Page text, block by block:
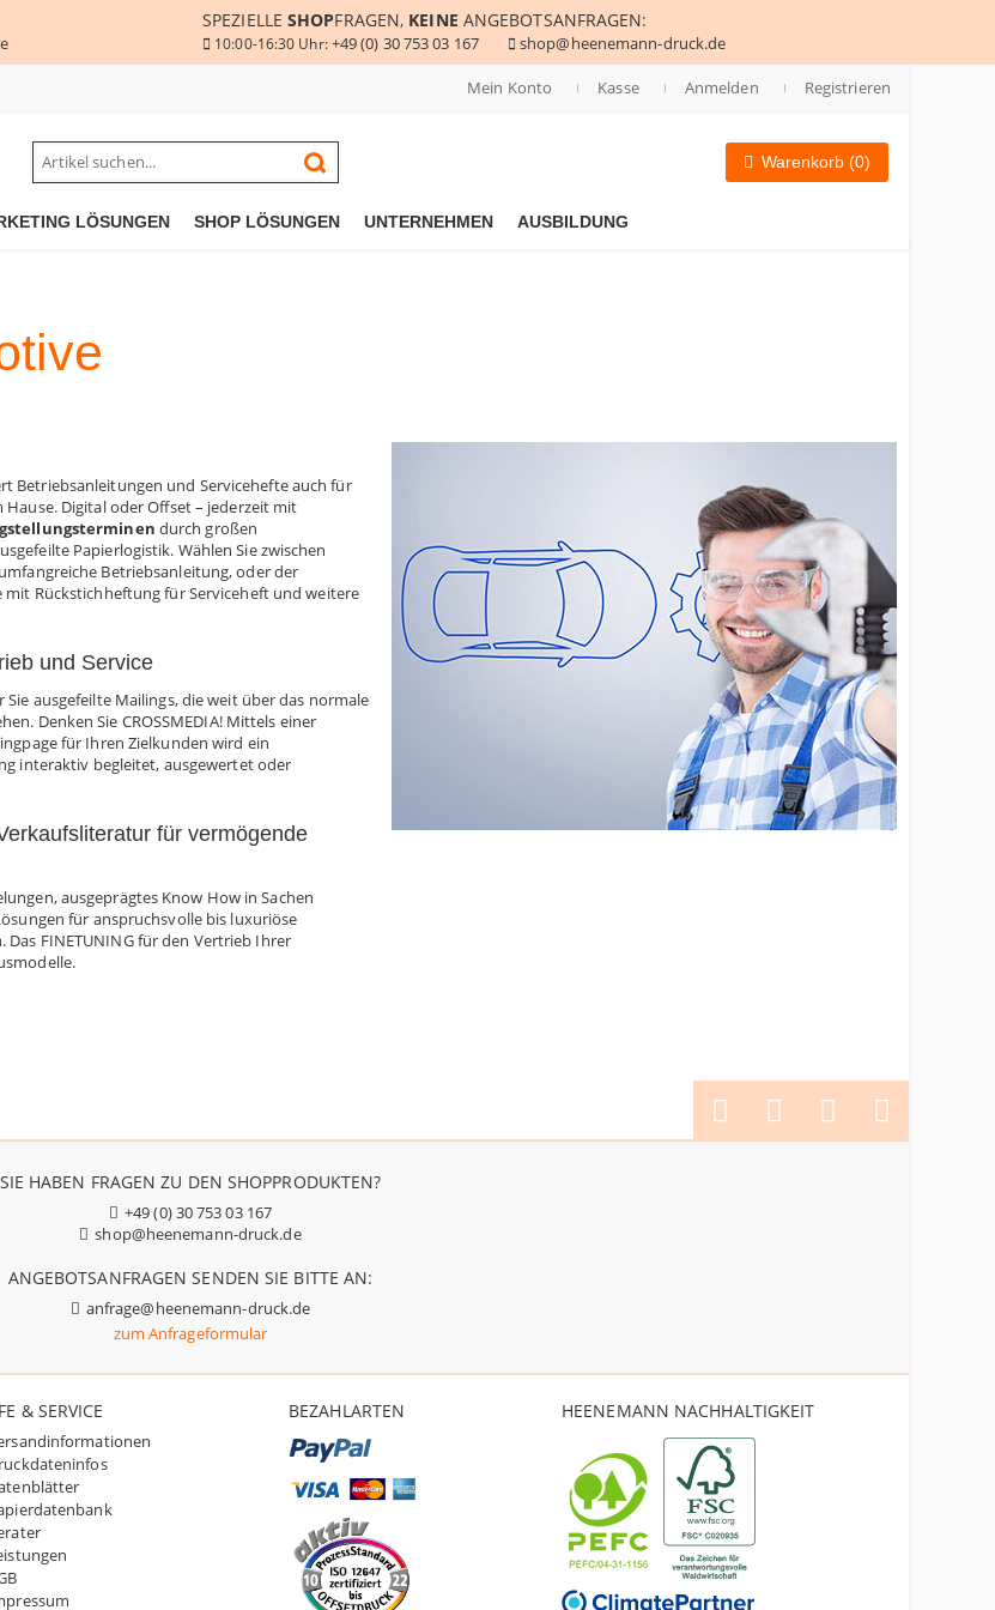
SPEZIELLE SHOPFRAGEN, KEINE ANGEBOTSANFRAGEN:
10:00-16:30 Uhr:+49 (0) 30 753 03 167 shop@heenemann-druck.de
Mein Konto Kasse Anmelden Registrieren
Warenkorb (0)
LÖSUNGEN SHOP LÖSUNGEN UNTERNEHMEN AUSBILDUNG
Betriebsanleitungen und Servicehefte auch für
Digital oder Offset – jederzeit mit
durch großen
Papierlogistik. Wählen Sie zwischen
Betriebsanleitung, oder der
mit Rückstichheftung für Serviceheft und weitere
und Service
ausgefeilte Mailings, die weit über das normale
Denken Sie CROSSMEDIA! Mittels einer
für Ihren Zielkunden wird ein
interaktiv begleitet, ausgewertet oder
für vermögende
ausgeprägtes Know How in Sachen
für anspruchsvolle bis luxuriöse
FINETUNING für den Vertrieb Ihrer
SIE HABEN FRAGEN ZU DEN SHOPPRODUKTEN?
+49 (0) 30 753 03 167
shop@heenemann-druck.de
ANGEBOTSANFRAGEN SENDEN SIE BITTE AN:
anfrage@heenemann-druck.de
zum Anfrageformular
& SERVICE BEZAHLARTEN HEENEMANN NACHHALTIGKEIT